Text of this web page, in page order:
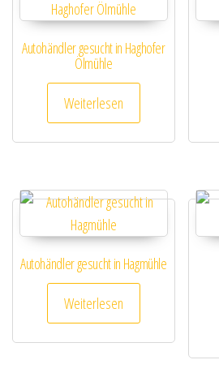
Autohändler gesucht in Haghofer
Ölmühle
Weiterlesen
Autohändler gesucht in Hagmühle
Weiterlesen